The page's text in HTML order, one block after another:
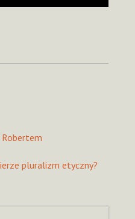
pluralizm etyczny?